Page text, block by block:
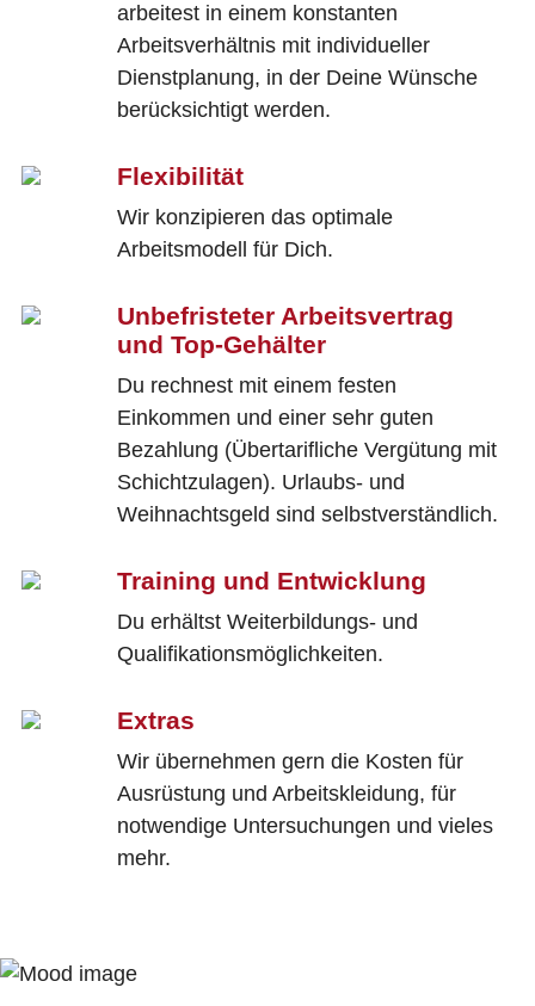
arbeitest in einem konstanten
Arbeitsverhältnis mit individueller
Dienstplanung, in der Deine Wünsche
berücksichtigt werden.
Flexibilität
Wir konzipieren das optimale
Arbeitsmodell für Dich.
Unbefristeter Arbeitsvertrag
und Top-Gehälter
Du rechnest mit einem festen
Einkommen und einer sehr guten
Bezahlung (Übertarifliche Vergütung mit
Schichtzulagen). Urlaubs- und
Weihnachtsgeld sind selbstverständlich.
Training und Entwicklung
Du erhältst Weiterbildungs- und
Qualifikationsmöglichkeiten.
Extras
Wir übernehmen gern die Kosten für
Ausrüstung und Arbeitskleidung, für
notwendige Untersuchungen und vieles
mehr.